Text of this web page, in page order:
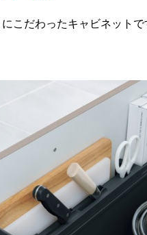
こだわったキャビネットで